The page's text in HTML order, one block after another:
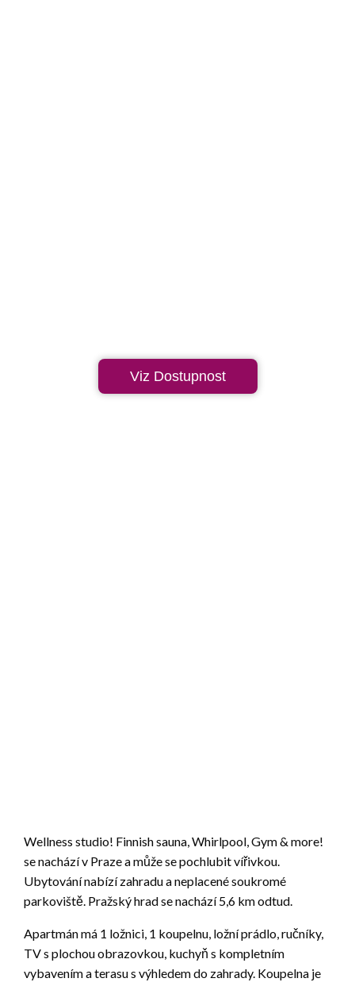
Viz Dostupnost
Wellness studio! Finnish sauna, Whirlpool, Gym & more!
se nachází v Praze a může se pochlubit vířivkou.
Ubytování nabízí zahradu a neplacené soukromé
parkoviště. Pražský hrad se nachází 5,6 km odtud.
Apartmán má 1 ložnici, 1 koupelnu, ložní prádlo, ručníky,
TV s plochou obrazovkou, kuchyň s kompletním
vybavením a terasu s výhledem do zahrady. Koupelna je